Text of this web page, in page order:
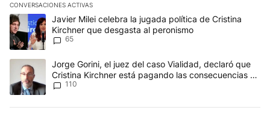
CONVERSACIONES ACTIVAS
Este listado muestra los artículos con más comentarios en los
Un artículo de tendencia con el título "Javier Milei celebra la
Javier Milei celebra la jugada política de Cristina
Kirchner que desgasta al peronismo
65
Un artículo de tendencia con el título "Jorge Gorini, el juez del
Jorge Gorini, el juez del caso Vialidad, declaró que
Cristina Kirchner está pagando las consecuencias de
cometer "un delito comprobado"
110